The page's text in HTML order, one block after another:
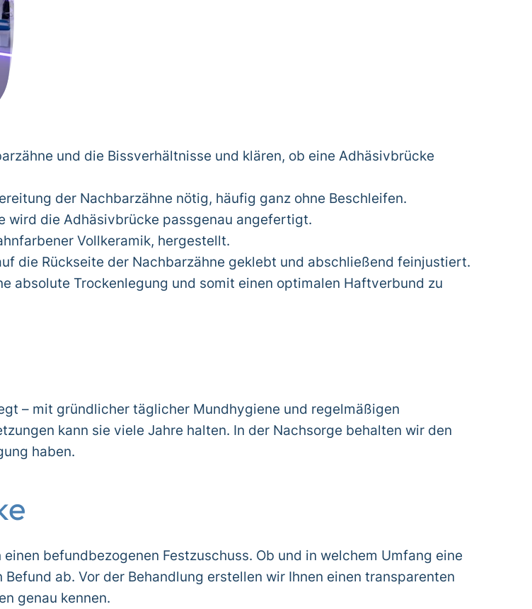
und die Bissverhältnisse und klären, ob eine Adhäsivbrücke
der Nachbarzähne nötig, häufig ganz ohne Beschleifen.
wird die Adhäsivbrücke passgenau angefertigt.
Vollkeramik, hergestellt.
die Rückseite der Nachbarzähne geklebt und abschließend feinjustiert.
absolute Trockenlegung und somit einen optimalen Haftverbund zu
– mit gründlicher täglicher Mundhygiene und regelmäßigen
kann sie viele Jahre halten. In der Nachsorge behalten wir den
haben.
befundbezogenen Festzuschuss. Ob und in welchem Umfang eine
ab. Vor der Behandlung erstellen wir Ihnen einen transparenten
genau kennen.